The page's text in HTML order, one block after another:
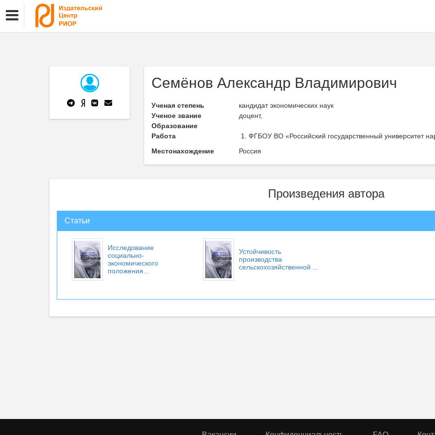
Семёнов Александр Владимирович
Ученая степень
кандидат экономических наук
Ученое звание
доцент,
Образование
Работа
ФГБОУ ВО «Российский государственный университет
Местонахождение
Россия
Произведения автора
Статьи
Исследование
социально-
экономического
положения...
Устойчивость
производства
сельскохозяйственной ...